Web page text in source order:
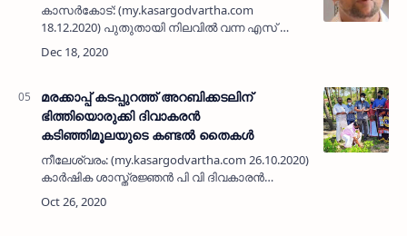
കാസർകോട്: (my.kasargodvartha.com
18.12.2020) പുതുതായി നിലവിൽ വന്ന എസ് വൈ
എസ് ജില്ലാ കമ്മിറ്റിക്ക് കീഴിൽ വിവിധ
ഉപസമിതികൾ നിലവിൽ വന്നു. മജ്ലിസുന്നൂർ
മരക്കാപ്പ് കടപ്പുറത്ത് അറബിക്കടലിന്‌
ഭിത്തിയൊരുക്കി ദിവാകരൻ
കടിഞ്ഞിമൂലയുടെ കണ്ടൽ തൈകൾ
നീലേശ്വരം: (my.kasargodvartha.com 26.10.2020) പ്രാദേശിക
കാർഷിക ശാസ്ത്രജ്ഞൻ പി വി ദിവകാരൻ
കടിഞ്ഞിമൂലയുടെ നഴ്സറിയിൽ വളർത്തിയെടുത്ത
കണ്ടൽ കാടുകൾ മരക്കാപ്പ് കടപ്പുറത്ത്&…